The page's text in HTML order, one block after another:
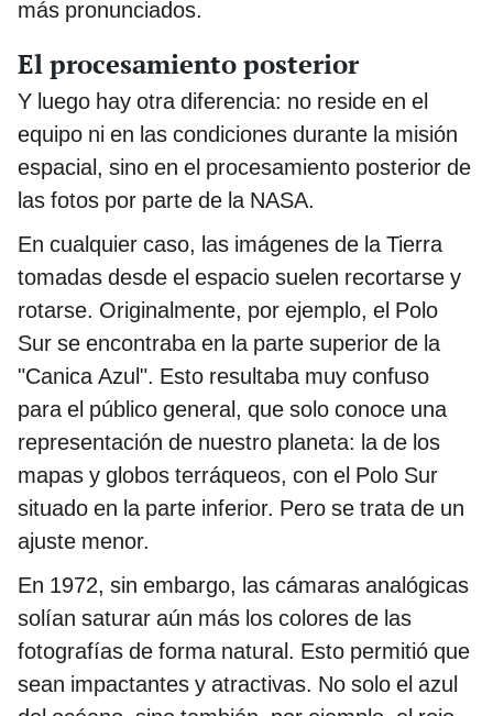
más pronunciados.
El procesamiento posterior
Y luego hay otra diferencia: no reside en el
equipo ni en las condiciones durante la misión
espacial, sino en el procesamiento posterior de
las fotos por parte de la NASA.
En cualquier caso, las imágenes de la Tierra
tomadas desde el espacio suelen recortarse y
rotarse. Originalmente, por ejemplo, el Polo
Sur se encontraba en la parte superior de la
"Canica Azul". Esto resultaba muy confuso
para el público general, que solo conoce una
representación de nuestro planeta: la de los
mapas y globos terráqueos, con el Polo Sur
situado en la parte inferior. Pero se trata de un
ajuste menor.
En 1972, sin embargo, las cámaras analógicas
solían saturar aún más los colores de las
fotografías de forma natural. Esto permitió que
sean impactantes y atractivas. No solo el azul